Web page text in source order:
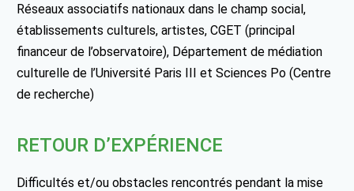
Réseaux associatifs nationaux dans le champ social,
établissements culturels, artistes, CGET (principal
financeur de l’observatoire), Département de médiation
culturelle de l’Université Paris III et Sciences Po (Centre
de recherche)
RETOUR D’EXPÉRIENCE
Difficultés et/ou obstacles rencontrés pendant la mise